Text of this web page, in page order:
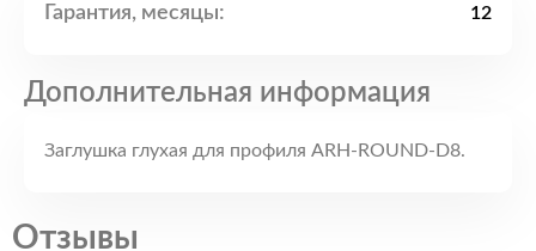
Гарантия, месяцы: 12
Дополнительная информация
Заглушка глухая для профиля ARH-ROUND-D8.
Отзывы